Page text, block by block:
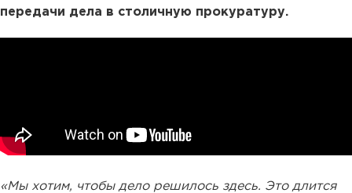
передачи дела в столичную прокуратуру.
«Мы хотим, чтобы дело решилось здесь. Это длится